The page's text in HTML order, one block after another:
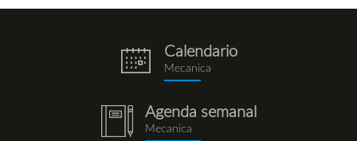
eventos.png
Calendario
Mecanica
notebookAgenda semanal
Mecanica